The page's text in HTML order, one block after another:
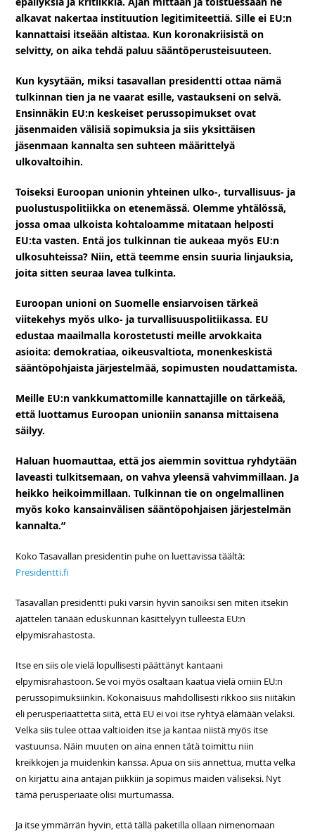
alkavat nakertaa instituution legitimiteettiä. Sille ei EU:n
kannattaisi itseään altistaa. Kun koronakriisistä on
selvitty, on aika tehdä paluu sääntöperusteisuuteen.
Kun kysytään, miksi tasavallan presidentti ottaa nämä
tulkinnan tien ja ne vaarat esille, vastaukseni on selvä.
Ensinnäkin EU:n keskeiset perussopimukset ovat
jäsenmaiden välisiä sopimuksia ja siis yksittäisen
jäsenmaan kannalta sen suhteen määrittelyä
ulkovaltoihin.
Toiseksi Euroopan unionin yhteinen ulko-, turvallisuus- ja
puolustuspolitiikka on etenemässä. Olemme yhtälössä,
jossa omaa ulkoista kohtaloamme mitataan helposti
EU:ta vasten. Entä jos tulkinnan tie aukeaa myös EU:n
ulkosuhteissa? Niin, että teemme ensin suuria linjauksia,
joita sitten seuraa lavea tulkinta.
Euroopan unioni on Suomelle ensiarvoisen tärkeä
viitekehys myös ulko- ja turvallisuuspolitiikassa. EU
edustaa maailmalla korostetusti meille arvokkaita
asioita: demokratiaa, oikeusvaltiota, monenkeskistä
sääntöpohjaista järjestelmää, sopimusten noudattamista.
Meille EU:n vankkumattomille kannattajille on tärkeää,
että luottamus Euroopan unioniin sanansa mittaisena
säilyy.
Haluan huomauttaa, että jos aiemmin sovittua ryhdytään
laveasti tulkitsemaan, on vahva yleensä vahvimmillaan. Ja
heikko heikoimmillaan. Tulkinnan tie on ongelmallinen
myös koko kansainvälisen sääntöpohjaisen järjestelmän
kannalta.”
Koko Tasavallan presidentin puhe on luettavissa täältä:
Presidentti.fi
Tasavallan presidentti puki varsin hyvin sanoiksi sen miten itsekin
ajattelen tänään eduskunnan käsittelyyn tulleesta EU:n
elpymisrahastosta.
Itse en siis ole vielä lopullisesti päättänyt kantaani
elpymisrahastoon. Se voi myös osaltaan kaatua vielä omiin EU:n
perussopimuksiinkin. Kokonaisuus mahdollisesti rikkoo siis niitäkin
eli perusperiaattetta siitä, että EU ei voi itse ryhtyä elämään velaksi.
Velka siis tulee ottaa valtioiden itse ja kantaa niistä myös itse
vastuunsa. Näin muuten on aina ennen tätä toimittu niin
kreikkojen ja muidenkin kanssa. Apua on siis annettua, mutta velka
on kirjattu aina antajan piikkiin ja sopimus maiden väliseksi. Nyt
tämä perusperiaate olisi murtumassa.
Ja itse ymmärrän hyvin, että tällä paketilla ollaan nimenomaan